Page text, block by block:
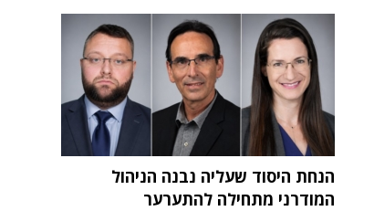
הנחת היסוד שעליה נבנה הניהול
המודרני מתחילה להתערער